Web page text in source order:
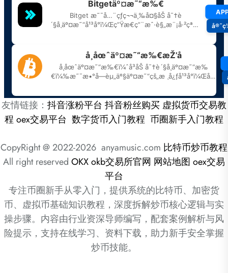
友情链接： 抖音涨粉平台 抖音粉丝购买虚拟货币交易教
程oex交易平台 数字货币入门教程 币圈新手入门教程
CopyRight @ 2022-2026 anyamusic.com 比特币炒币教程
All right reserved OKXokb交易所官网 网站地图 oex交易
平台
专注币圈新手从零入门，提供系统的比特币、加密货
币、虚拟币基础知识教程，深度拆解炒币核心逻辑与实
操步骤。内容由行业资深导师编写，配套案例解析与风
险提示，支持在线学习、资料下载，助力新手安全掌握
炒币技能。